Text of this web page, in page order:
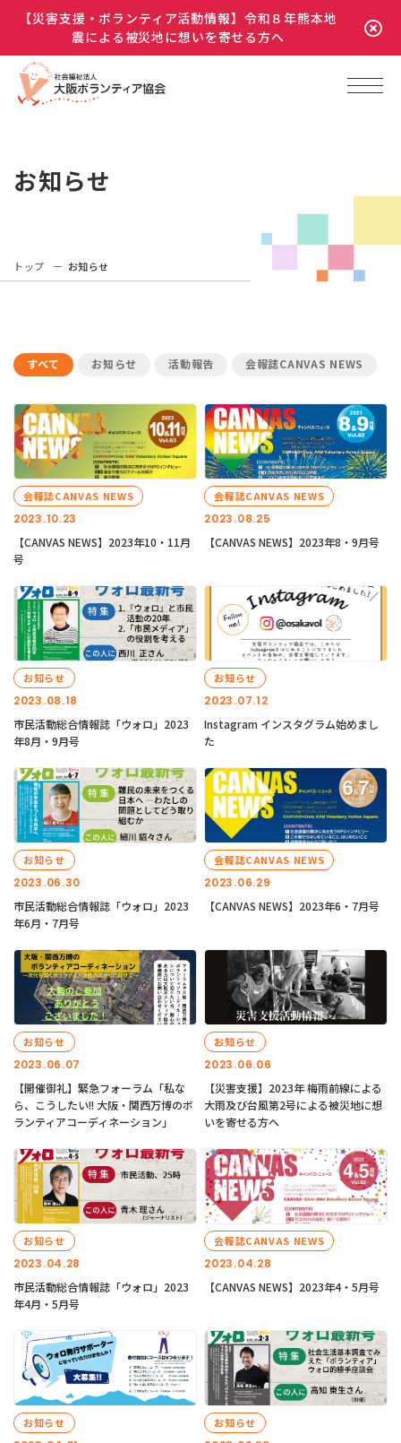
【災害支援・ボランティア活動情報】令和８年熊本地
震による被災地に想いを寄せる方へ
お知らせ
トップ お知らせ
すべて お知らせ 活動報告 会報誌CANVAS NEWS
2023.10.23
会報誌CANVAS NEWS
【CANVAS NEWS】2023年10・11月
号
2023.08.25
会報誌CANVAS NEWS
【CANVAS NEWS】2023年8・9月号
2023.08.18
お知らせ
市民活動総合情報誌「ウォロ」2023
年8月・9月号
2023.07.12
お知らせ
Instagram インスタグラム始めまし
た
2023.06.30
お知らせ
市民活動総合情報誌「ウォロ」2023
年6月・7月号
2023.06.29
会報誌CANVAS NEWS
【CANVAS NEWS】2023年6・7月号
2023.06.07
お知らせ
【開催御礼】緊急フォーラム「私な
ら、こうしたい!! 大阪・関西万博のボ
ランティアコーディネーション」
2023.06.06
お知らせ
【災害支援】2023年 梅雨前線による
大雨及び台風第2号による被災地に想
いを寄せる方へ
2023.04.28
お知らせ
市民活動総合情報誌「ウォロ」2023
年4月・5月号
2023.04.28
会報誌CANVAS NEWS
【CANVAS NEWS】2023年4・5月号
お知らせ お知らせ